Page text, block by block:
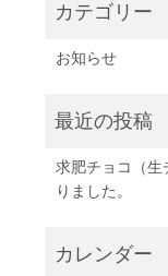
お知らせ
求肥チョコ（生
りました。